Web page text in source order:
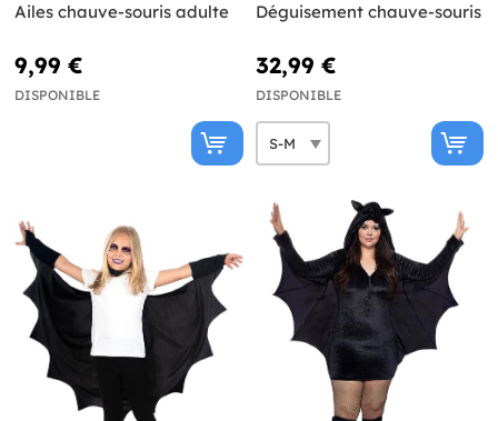
Ailes chauve-souris adulte
9,99 €
DISPONIBLE
Déguisement chauve-souris
32,99 €
DISPONIBLE